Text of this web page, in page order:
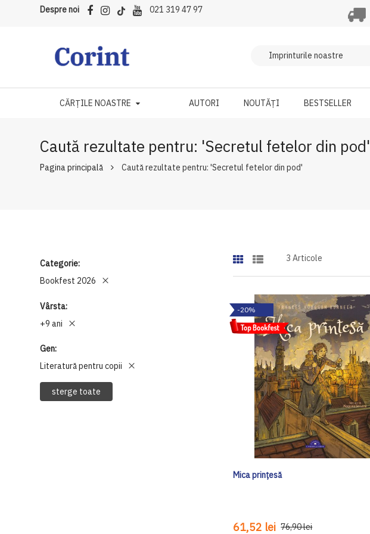
Despre noi 021 319 47 97
CĂRȚILE NOASTRE AUTORI NOUTĂȚI BESTSELLER
Caută rezultate pentru: 'Secretul fetelor din pod'
Pagina principală Caută rezultate pentru: 'Secretul fetelor din pod'
3 Articole
-20%
Mica prințesă
61,52 lei 76,90 lei
Categorie
Bookfest 2026
Vârsta
+9 ani
Gen
Literatură pentru copii
sterge toate